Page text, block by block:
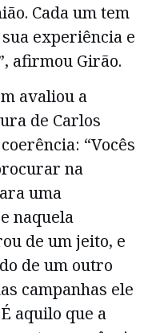
Cada um tem
experiência e
afirmou Girão.
avaliou a
de Carlos
“Vocês
na
uma
naquela
de um jeito, e
de um outro
campanhas ele
aquilo que a